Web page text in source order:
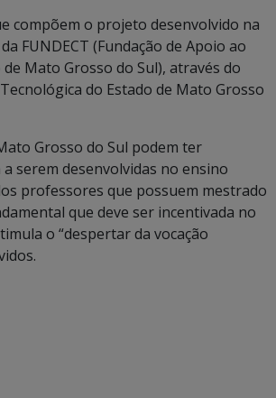
compõem o projeto desenvolvido na
FUNDECT (Fundação de Apoio ao
Mato Grosso do Sul), através do
do Estado de Mato Grosso
Grosso do Sul podem ter
serem desenvolvidas no ensino
professores que possuem mestrado
que deve ser incentivada no
o “despertar da vocação